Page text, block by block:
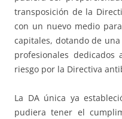
transposición de la
con un nuevo medio
capitales, dotando de
profesionales
riesgo por la Directiva
La DA única ya
pudiera tener el